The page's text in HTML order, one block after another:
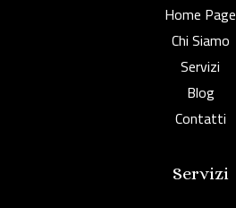
Home Page
Chi Siamo
Servizi
Blog
Contatti
Servizi